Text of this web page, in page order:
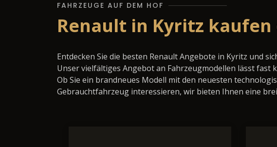
FAHRZEUGE AUF DEM HOF
Renault in Kyritz kaufen
Entdecken Sie die besten Renault Angebote in Kyritz und
Unser vielfältiges Angebot an Fahrzeugmodellen lässt fast
Ob Sie ein brandneues Modell mit den neuesten
Gebrauchtfahrzeug interessieren, wir bieten Ihnen eine